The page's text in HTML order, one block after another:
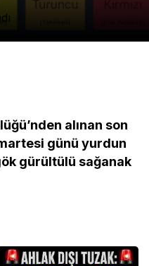
alınan son
günü yurdun
gürültülü sağanak